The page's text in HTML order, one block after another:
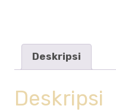
Deskripsi
Deskripsi